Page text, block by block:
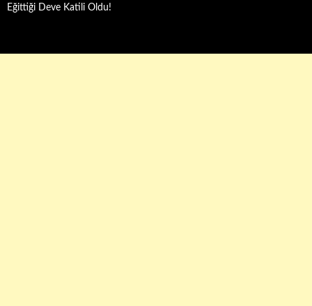
Eğittiği Deve Katili Oldu!